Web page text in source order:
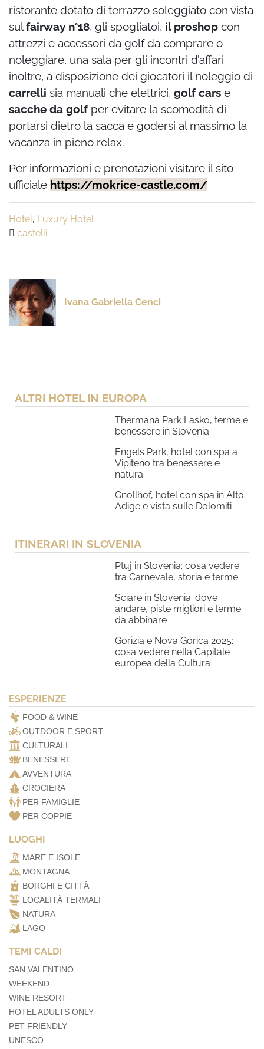
ristorante dotato di terrazzo soleggiato con vista
sulfairway n°18, gli spogliatoi, il proshop con
attrezzi e accessori da golf da comprare o
noleggiare, una sala per gli incontri d’affari
inoltre, a disposizione dei giocatori il noleggio di
carrelli sia manuali che elettrici, golf cars e
sacche da golfper evitare la scomodità di
portarsi dietro la sacca e godersi al massimo la
vacanza in pieno relax.
Per informazioni e prenotazioni visitare il sito
ufficiale https://mokrice-castle.com/
Hotel, Luxury Hotel
castelli
Ivana Gabriella Cenci
ALTRI HOTEL IN EUROPA
Thermana Park Lasko, terme e
benessere in Slovenia
Engels Park, hotel con spa a
Vipiteno tra benessere e
natura
Gnollhof, hotel con spa in Alto
Adige e vista sulle Dolomiti
ITINERARI IN SLOVENIA
Ptuj in Slovenia: cosa vedere
tra Carnevale, storia e terme
Sciare in Slovenia: dove
andare, piste migliori e terme
da abbinare
Gorizia e Nova Gorica 2025:
cosa vedere nella Capitale
europea della Cultura
ESPERIENZE
FOOD & WINE
OUTDOOR E SPORT
CULTURALI
BENESSERE
AVVENTURA
CROCIERA
PER FAMIGLIE
PER COPPIE
LUOGHI
MARE E ISOLE
MONTAGNA
BORGHI E CITTÀ
LOCALITÀ TERMALI
NATURA
LAGO
TEMI CALDI
SAN VALENTINO
WEEKEND
WINE RESORT
HOTEL ADULTS ONLY
PET FRIENDLY
UNESCO